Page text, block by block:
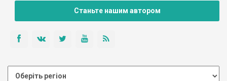
Станьте нашим автором